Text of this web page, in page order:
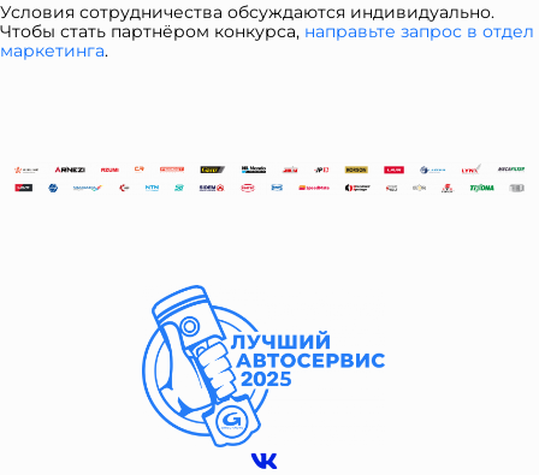
Условия сотрудничества обсуждаются индивидуально.
Чтобы стать партнёром конкурса, направьте запрос в отдел
маркетинга.